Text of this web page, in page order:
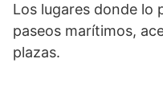
Los lugares donde lo
paseos marítimos,
plazas.